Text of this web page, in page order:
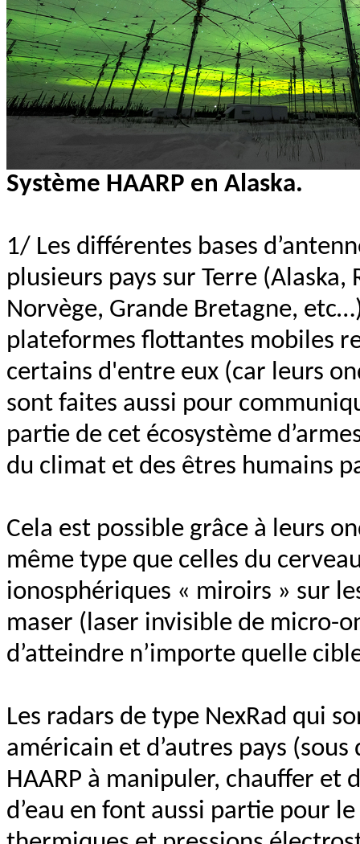
Système HAARP en Alaska.
1/ Les différentes bases
plusieurs pays sur Terre
Norvège, Grande Bretagne,
plateformes flottantes mobiles
certains d'entre eux (car leurs
sont faites aussi pour
partie de cet écosystème
du climat et des êtres humains
Cela est possible grâce à leurs
même type que celles du
ionosphériques « miroirs » sur
maser (laser invisible de micro-
d’atteindre n’importe quelle
Les radars de type NexRad qui
américain et d’autres pays
HAARP à manipuler, chauffer et
d’eau en font aussi partie pour